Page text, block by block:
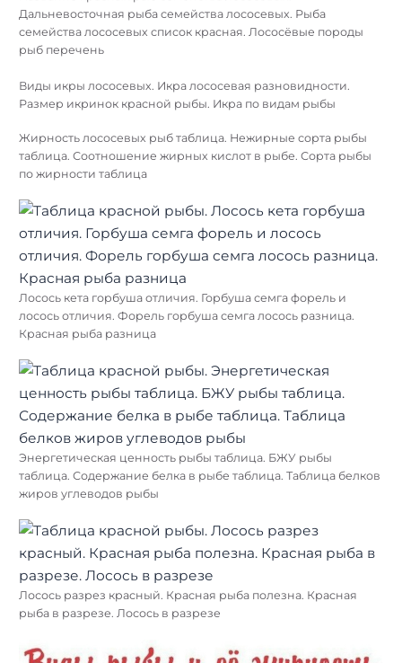
Дальневосточная рыба семейства лососевых. Рыба
семейства лососевых список красная. Лососёвые породы
рыб перечень
Виды икры лососевых. Икра лососевая разновидности.
Размер икринок красной рыбы. Икра по видам рыбы
Жирность лососевых рыб таблица. Нежирные сорта рыбы
таблица. Соотношение жирных кислот в рыбе. Сорта рыбы
по жирности таблица
Лосось кета горбуша отличия. Горбуша семга форель и
лосось отличия. Форель горбуша семга лосось разница.
Красная рыба разница
Энергетическая ценность рыбы таблица. БЖУ рыбы
таблица. Содержание белка в рыбе таблица. Таблица белков
жиров углеводов рыбы
Лосось разрез красный. Красная рыба полезна. Красная
рыба в разрезе. Лосось в разрезе